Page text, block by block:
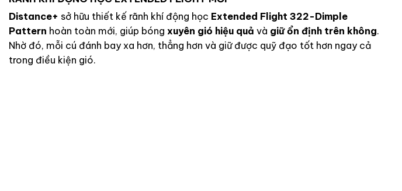
Distance+ sở hữu thiết kế rãnh khí động học Extended Flight 322-Dimple
Pattern hoàn toàn mới, giúp bóng xuyên gió hiệu quả và giữ ổn định trên không.
Nhờ đó, mỗi cú đánh bay xa hơn, thẳng hơn và giữ được quỹ đạo tốt hơn ngay cả
trong điều kiện gió.